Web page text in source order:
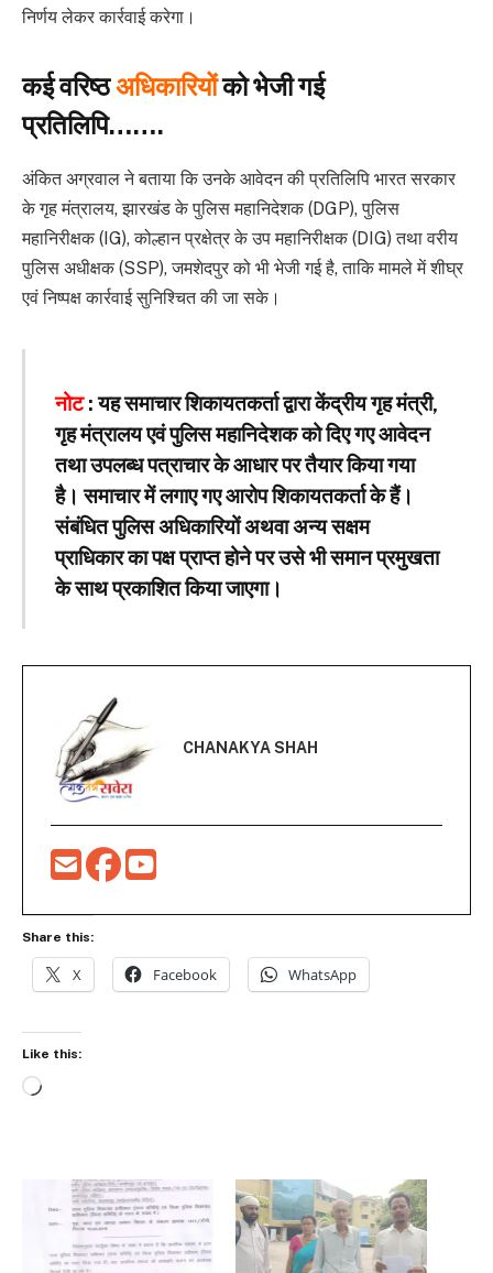
निर्णय लेकर कार्रवाई करेगा।
कई वरिष्ठअधिकारियोंको भेजी गई
प्रतिलिपि…….
अंकित अग्रवाल ने बताया कि उनके आवेदन की प्रतिलिपि भारत सरकार
के गृह मंत्रालय, झारखंड के पुलिस महानिदेशक (DGP), पुलिस
महानिरीक्षक (IG), कोल्हान प्रक्षेत्र के उप महानिरीक्षक (DIG) तथा वरीय
पुलिस अधीक्षक (SSP), जमशेदपुर को भी भेजी गई है, ताकि मामले में शीघ्र
एवं निष्पक्ष कार्रवाई सुनिश्चित की जा सके।
नोट: यह समाचार शिकायतकर्ता द्वारा केंद्रीय गृह मंत्री,
गृह मंत्रालय एवं पुलिस महानिदेशक को दिए गए आवेदन
तथा उपलब्ध पत्राचार के आधार पर तैयार किया गया
है। समाचार में लगाए गए आरोप शिकायतकर्ता के हैं।
संबंधित पुलिस अधिकारियों अथवा अन्य सक्षम
प्राधिकार का पक्ष प्राप्त होने पर उसे भी समान प्रमुखता
के साथ प्रकाशित किया जाएगा।
CHANAKYA SHAH
Share this:
X Facebook WhatsApp
Like this:
Loading…